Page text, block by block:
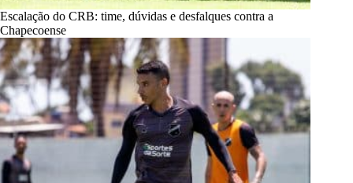
Escalação do CRB: time, dúvidas e desfalques contra a
Chapecoense